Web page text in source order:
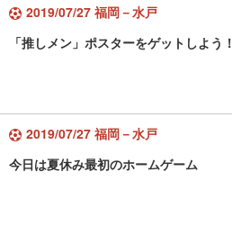
2019/07/27 福岡－水戸
「推しメン」ポスターをゲットしよう！
2019/07/27 福岡－水戸
今日は夏休み最初のホームゲーム